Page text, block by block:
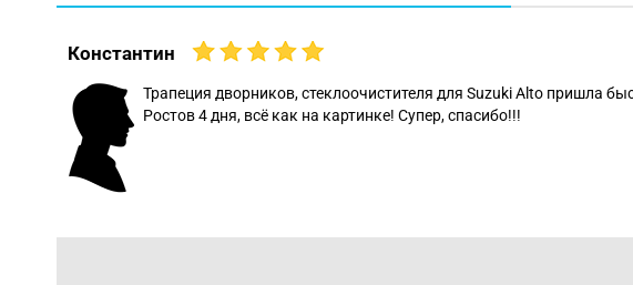
Константин
Трапеция дворников, стеклоочистителя для Suzuki Alto пришла
Ростов 4 дня, всё как на картинке! Супер, спасибо!!!